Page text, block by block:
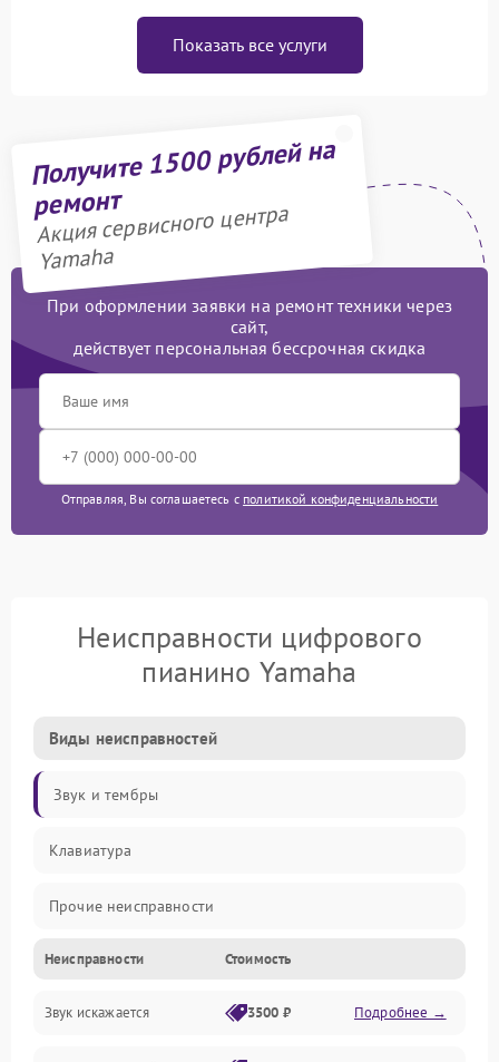
Показать все услуги
Получите 1500 рублей на
ремонт
Акция сервисного центра
Yamaha
При оформлении заявки на ремонт техники через
сайт,
действует персональная бессрочная скидка
Отправляя, Вы соглашаетесь с политикой конфиденциальности
Неисправности цифрового
пианино Yamaha
Виды неисправностей
Звук и тембры
Клавиатура
Прочие неисправности
Включение и работа
Управление и электроника
Неисправности Стоимость
Звук искажается 3500 ₽ Подробнее →